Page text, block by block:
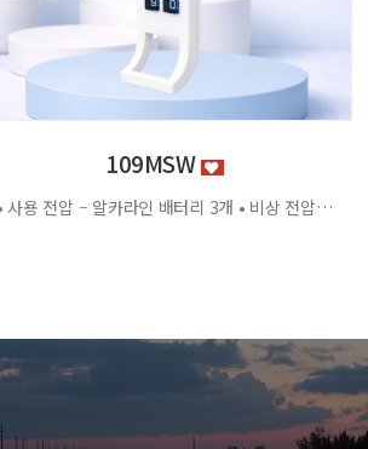
109MSW
• 사용 전압 – 알카라인 배터리 3개 • 비상 전압 - DC3.2V±0.2V • 전력 소비량 – 정전류 : ≤30μA 동작전류 : ≤150 MA • 사용 환경 – 온도 : 0℃ ~ +70℃ 습도 : RH 20% ~ RH95%RH 사용방법 < 잠금방법 > - 비밀번호 4자리 숫자를 입력하면 문이 자동으로 잠깁니다. < 찾는방법> - 입력했던 비밀번호 4자리 숫자를 누르면 자동으로 문이 열립니다. - 비밀번호를 잊었을 경우 마스터키 사용 가능 특징 - 마스터키 10개까지 등록가능 - 버튼 백라이트 - 배터리 방전 시 외부전원 공급기 사용가능 - 자동/수동 잠금 설정 가능 - 마스터 비밀번호 설정 가능 - 무음모드 가능 - 13.56MHZ [이 게시물은 관리자님에 의해 2026-06-18 11:43:04 제품소개에서 복사 됨]